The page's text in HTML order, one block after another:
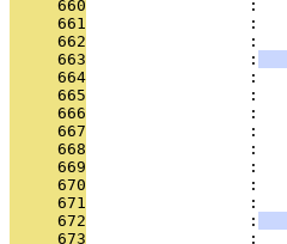
     660
:
     661
:
     662
:
     663
                 :
     664
:
     665
:
     666
:
     667
:
     668
:
     669
:
     670
:
     671
:
     672
                 :
     673
: